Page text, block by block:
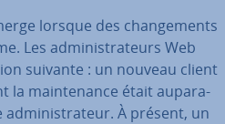
lorsque des chan­ge­ments
Les ad­mi­nis­tra­teurs Web
suivante : un nouveau client
la main­te­nance était au­pa­ra­
À présent, un